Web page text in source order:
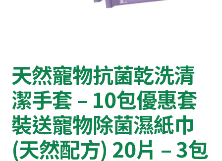
天然寵物抗菌乾洗清
潔手套 – 10包優惠套
裝送寵物除菌濕紙巾
(天然配方) 20片 – 3包